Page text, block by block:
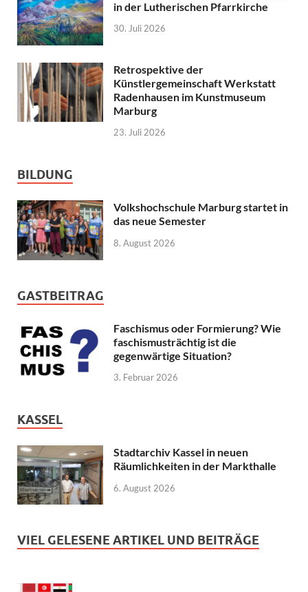
in der Lutherischen Pfarrkirche
30. Juli 2026
Retrospektive der
Künstlergemeinschaft Werkstatt
Radenhausen im Kunstmuseum
Marburg
23. Juli 2026
BILDUNG
Volkshochschule Marburg startet in
das neue Semester
8. August 2026
GASTBEITRAG
Faschismus oder Formierung? Wie
faschismusträchtig ist die
gegenwärtige Situation?
3. Februar 2026
KASSEL
Stadtarchiv Kassel in neuen
Räumlichkeiten in der Markthalle
6. August 2026
VIEL GELESENE ARTIKEL UND BEITRÄGE